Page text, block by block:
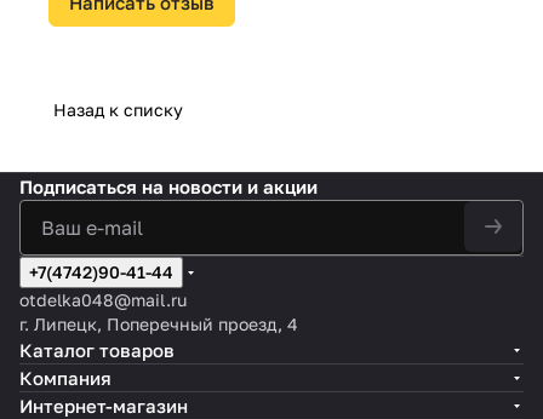
Назад к списку
Подписаться на новости и акции
+7(4742)90-41-44
otdelka048@mail.ru
г. Липецк, Поперечный проезд, 4
Каталог товаров
Компания
Интернет-магазин